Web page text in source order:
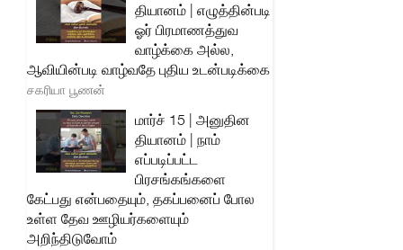
தியானம் | எழுத்தின்படி
ஓர் பிரமாணத்துவ
வாழ்க்கை அல்ல,
ஆவியின்படி வாழ்வதே புதிய உடன்படிக்கை
சகரியா பூணன்
மார்ச் 15 | அனுதின
தியானம் | நாம்
எப்படிப்பட்ட
பிரசங்கங்களை
கேட்பது என்பதையும், தகப்பனைப் போல
உள்ள தேவ ஊழியர்களையும்
அறிந்திடுவோம்